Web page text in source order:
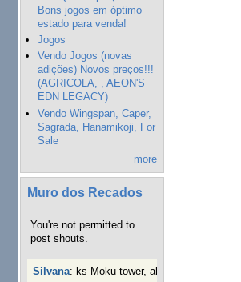
Bons jogos em óptimo
estado para venda!
Jogos
Vendo Jogos (novas
adições) Novos preços!!!
(AGRICOLA, , AEON'S
EDN LEGACY)
Vendo Wingspan, Caper,
Sagrada, Hanamikoji, For
Sale
more
Muro dos Recados
You're not permitted to
post shouts.
Silvana: ks Moku tower, alguém interessado?